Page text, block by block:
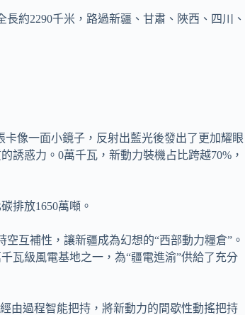
約2290千米，路過新疆、甘肅、陜西、四川、
像一面小鏡子，反射出藍光後發出了更加耀眼
誘惑力。0萬千瓦，新動力裝機占比跨越70%，
排放1650萬噸。
互補性，讓新疆成為幻想的“西部動力糧倉”。
瓦級風電基地之一，為“疆電進渝”供給了充分
由過程智能把持，將新動力的間歇性動搖把持